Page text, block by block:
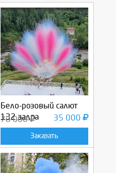
Бело-розовый салют
132 залпа
70 000 35 000
Заказать